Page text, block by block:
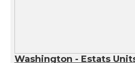
Washington - Estats